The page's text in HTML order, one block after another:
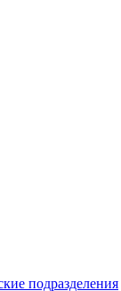
подразделения